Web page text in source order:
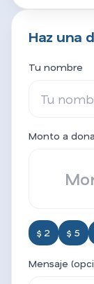
Haz una
Tu nombre
Monto a
$ 2 $ 5
Mensaje